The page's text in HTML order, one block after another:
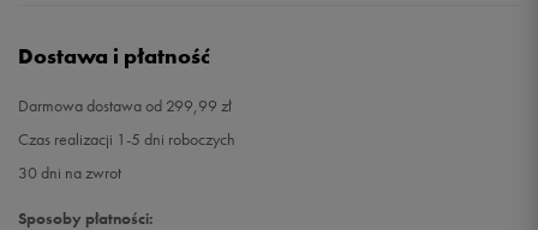
Dostawa i płatność
Darmowa dostawa od 299,99 zł
Czas realizacji 1-5 dni roboczych
30 dni na zwrot
Sposoby płatności: